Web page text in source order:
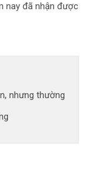
nay đã nhận được
nhưng thường